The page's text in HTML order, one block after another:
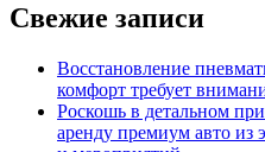
Свежие записи
Восстановление
комфорт требует
Роскошь в детальном
аренду премиум авто из